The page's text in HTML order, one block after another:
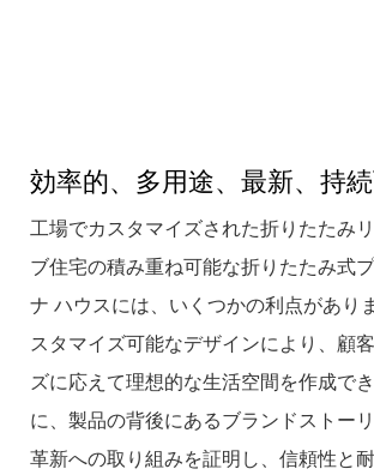
効率的、多用途、最新、持
工場でカスタマイズされた折りたたみ
ブ住宅の積み重ね可能な折りたたみ式
ナ ハウスには、いくつかの利点があり
スタマイズ可能なデザインにより、顧
ズに応えて理想的な生活空間を作成で
に、製品の背後にあるブランドストー
革新への取り組みを証明し、信頼性と